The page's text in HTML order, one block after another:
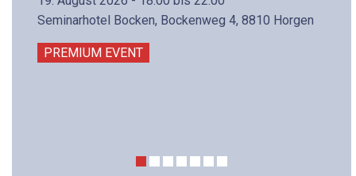
Seminarhotel Bocken, Bockenweg 4, 8810 Horgen
PREMIUM EVENT